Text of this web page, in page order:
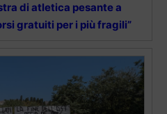
di atletica pesante a
gratuiti per i più fragili”